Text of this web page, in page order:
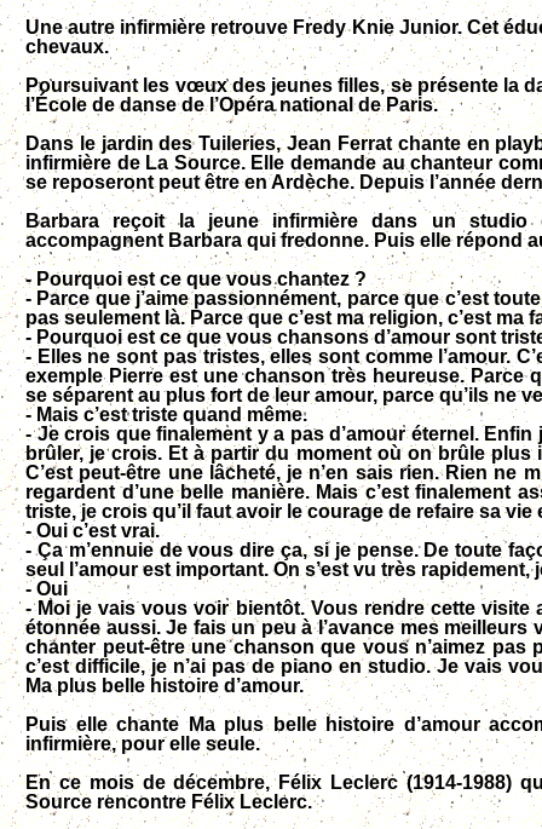
Une autre infirmière retrouve Fredy Knie Junior. Cet
chevaux.
Poursuivant les vœux des jeunes filles, se présente la
l’École de danse de l’Opéra national de Paris.
Dans le jardin des Tuileries, Jean Ferrat chante en
infirmière de La Source. Elle demande au chanteur
se reposeront peut être en Ardèche. Depuis l’année
Barbara reçoit la jeune infirmière dans un studio
accompagnent Barbara qui fredonne. Puis elle répond
- Pourquoi est ce que vous chantez ?
- Parce que j’aime passionnément, parce que c’est
pas seulement là. Parce que c’est ma religion, c’est ma
- Pourquoi est ce que vous chansons d’amour sont
- Elles ne sont pas tristes, elles sont comme l’amour.
exemple Pierre est une chanson très heureuse. Parce
se séparent au plus fort de leur amour, parce qu’ils ne
- Mais c’est triste quand même.
- Je crois que finalement y a pas d’amour éternel.
brûler, je crois. Et à partir du moment où on brûle plus
C’est peut-être une lâcheté, je n’en sais rien. Rien
regardent d’une belle manière. Mais c’est finalement
triste, je crois qu’il faut avoir le courage de refaire sa
- Oui c’est vrai.
- Ça m’ennuie de vous dire ça, si je pense. De toute
seul l’amour est important. On s’est vu très
- Oui
- Moi je vais vous voir bientôt. Vous rendre cette visite
étonnée aussi. Je fais un peu à l’avance mes
chanter peut-être une chanson que vous n’aimez pas
c’est difficile, je n’ai pas de piano en studio. Je vais
Ma plus belle histoire d’amour.
Puis elle chante Ma plus belle histoire d’amour
infirmière, pour elle seule.
En ce mois de décembre, Félix Leclerc (1914-1988)
Source rencontre Félix Leclerc.